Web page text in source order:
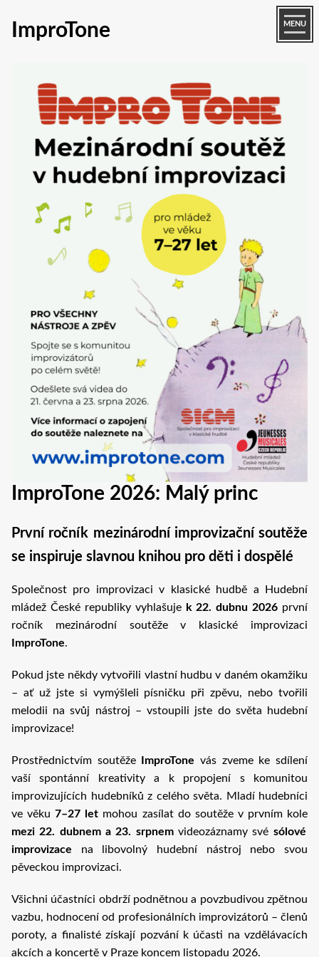
MENU
ImproTone
ImproTone 2026: Malý princ
První ročník mezinárodní improvizační soutěže
se inspiruje slavnou knihou pro děti i dospělé
Společnost pro improvizaci v klasické hudbě a Hudební
mládež České republiky vyhlašuje k 22. dubnu 2026 první
ročník mezinárodní soutěže v klasické improvizaci
ImproTone.
Pokud jste někdy vytvořili vlastní hudbu v daném okamžiku
– ať už jste si vymýšleli písničku při zpěvu, nebo tvořili
melodii na svůj nástroj – vstoupili jste do světa hudební
improvizace!
Prostřednictvím soutěže ImproTone vás zveme ke sdílení
vaší spontánní kreativity a k propojení s komunitou
improvizujících hudebníků z celého světa. Mladí hudebníci
ve věku 7–27 let mohou zasílat do soutěže v prvním kole
mezi 22. dubnem a 23. srpnemvideozáznamy své sólové
improvizace na libovolný hudební nástroj nebo svou
pěveckou improvizaci.
Všichni účastníci obdrží podnětnou a povzbudivou zpětnou
vazbu, hodnocení od profesionálních improvizátorů – členů
poroty, a finalisté získají pozvání k účasti na vzdělávacích
akcích a koncertě v Praze koncem listopadu 2026.